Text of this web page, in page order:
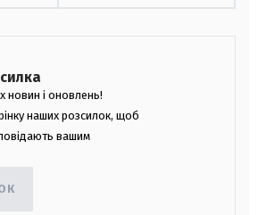
новин і оновлень!
наших розсилок, щоб
вашим